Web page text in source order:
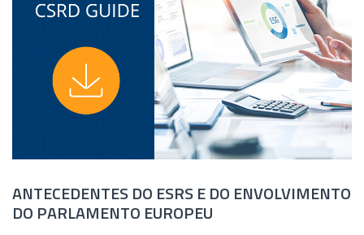
ANTECEDENTES DO ESRS E DO ENVOLVIMENTO
DO PARLAMENTO EUROPEU